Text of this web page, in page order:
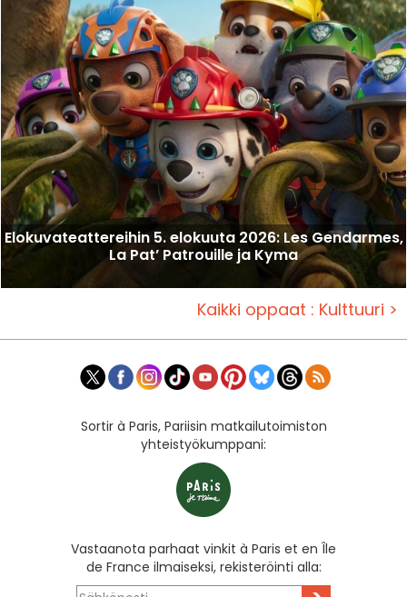
Elokuvateattereihin 5. elokuuta 2026: Les Gendarmes,
La Pat’ Patrouille ja Kyma
Kaikki oppaat : Kulttuuri >
Sortir à Paris, Pariisin matkailutoimiston
yhteistyökumppani:
Vastaanota parhaat vinkit à Paris et en Île
de France ilmaiseksi, rekisteröinti alla: